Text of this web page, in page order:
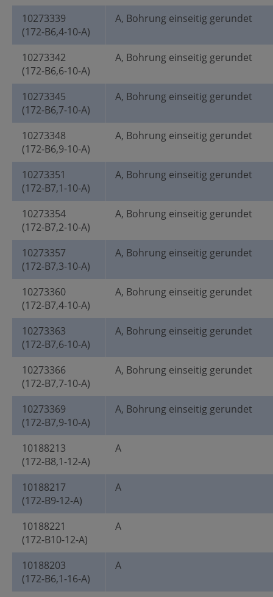
10273339
(172-B6,4-10-A)
A, Bohrung einseitig gerundet
10273342
(172-B6,6-10-A)
A, Bohrung einseitig gerundet
10273345
(172-B6,7-10-A)
A, Bohrung einseitig gerundet
10273348
(172-B6,9-10-A)
A, Bohrung einseitig gerundet
10273351
(172-B7,1-10-A)
A, Bohrung einseitig gerundet
10273354
(172-B7,2-10-A)
A, Bohrung einseitig gerundet
10273357
(172-B7,3-10-A)
A, Bohrung einseitig gerundet
10273360
(172-B7,4-10-A)
A, Bohrung einseitig gerundet
10273363
(172-B7,6-10-A)
A, Bohrung einseitig gerundet
10273366
(172-B7,7-10-A)
A, Bohrung einseitig gerundet
10273369
(172-B7,9-10-A)
A, Bohrung einseitig gerundet
10188213
(172-B8,1-12-A)
A
10188217
(172-B9-12-A)
A
10188221
(172-B10-12-A)
A
10188203
(172-B6,1-16-A)
A